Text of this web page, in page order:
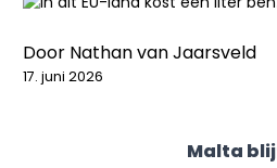
Door Nathan van Jaarsveld
17. juni 2026
Malta